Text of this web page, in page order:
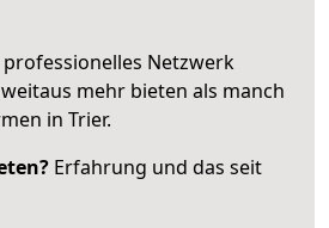
Netzwerk
mehr bieten als manch
in Trier.
Erfahrung und das seit